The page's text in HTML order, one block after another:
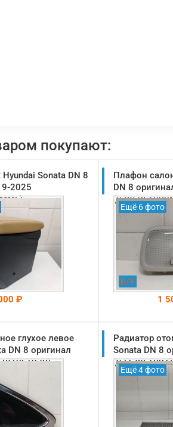
покупают:
Sonata DN 8
2025
₽
Раменское
>
Плафон
DN 8
Ещё 6 фото
Б/У
1
На
глухое левое
DN 8 оригинал
Радиатор
Sonata DN 8
(97138L1001)
Ещё 4 фото